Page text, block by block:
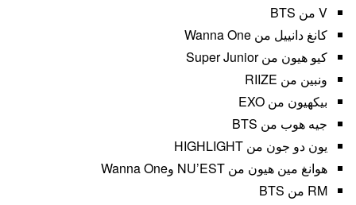
V من BTS
كانغ دانييل من Wanna One
كيو هيون من Super Junior
ونبين من RIIZE
بيكهيون من EXO
جيه هوب من BTS
يون دو جون من HIGHLIGHT
هوانغ مين هيون من NU’EST وWanna One
RM من BTS